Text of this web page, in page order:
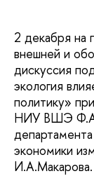
2 декабря на
внешней и
дискуссия
экология
политику»
НИУ ВШЭ
экономики
И.А.Макарова.